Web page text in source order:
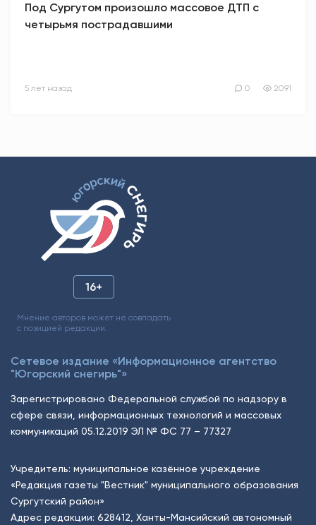
Под Сургутом произошло массовое ДТП с
четырьмя пострадавшими
5 лет назад 0 2091
16+
Мнение авторов может не совпадать
с позицией редакции.
Сетевое издание «Информационное агентство
"Югорский снегирь"»
Зарегистрировано Федеральной службой по надзору в
сфере связи, информационных технологий и массовых
коммуникаций 05.12.2019 ЭЛ № ФС 77 – 77327
Учредитель: муниципальное казённое учреждение
«Редакция газеты "Вестник" муниципального образования
Сургутский район»
Адрес редакции: 628412, Ханты-Мансийский автономный